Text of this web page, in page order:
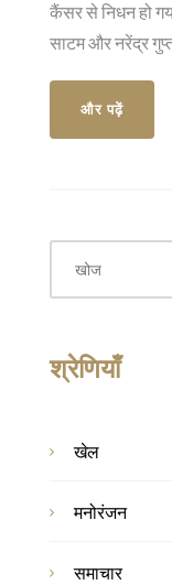
कैंसर से निधन हो
साटम और नरेंद्र
सराहना की।
रहा, जिसमें उन्होंने
और पढ़ें
श्रेणियाँ
खेल
मनोरंजन
समाचार